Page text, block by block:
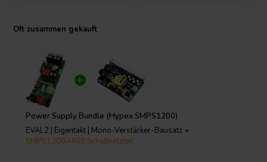
Oft zusammen gekauft
Power Supply Bundle (Hypex SMPS1200)
EVAL2 | Eigentakt | Mono-Verstärker-Bausatz +
SMPS1200A400 Schaltnetzteil